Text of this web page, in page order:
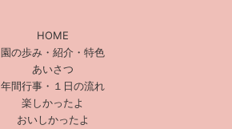
HOME
園の歩み・紹介・特色
あいさつ
年間行事・１日の流れ
楽しかったよ
おいしかったよ